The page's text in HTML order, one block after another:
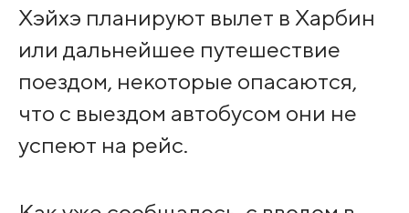
Хэйхэ планируют вылет в Харбин
или дальнейшее путешествие
поездом, некоторые опасаются,
что с выездом автобусом они не
успеют на рейс.